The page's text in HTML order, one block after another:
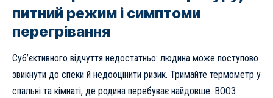
питний режим і симптоми
перегрівання
Суб’єктивного відчуття недостатньо: людина може поступово
звикнути до спеки й недооцінити ризик. Тримайте термометр у
спальні та кімнаті, де родина перебуває найдовше. ВООЗ